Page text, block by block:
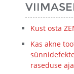
Kust osta
Kas akne
raseduse